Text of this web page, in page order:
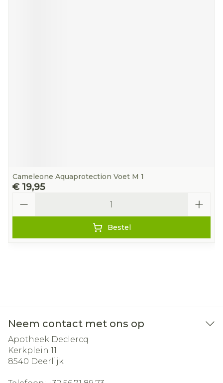
Cameleone Aquaprotection Voet M 1
€ 19,95
Bestel
Neem contact met ons op
Apotheek Declercq
Kerkplein 11
8540 Deerlijk